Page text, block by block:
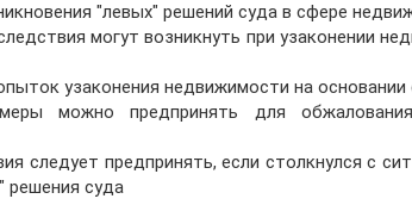
"левых" решений суда в сфере
могут возникнуть при узаконении
узаконения недвижимости на
можно предпринять для
следует предпринять, если столкнулся с
решения суда